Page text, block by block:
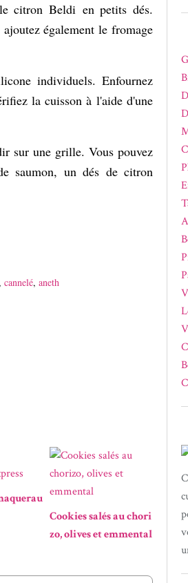
citron Beldi en petits dés.
également le fromage
individuels. Enfournez
la cuisson à l'aide d'une
sur une grille. Vous pouvez
saumon, un dés de citron
cannelé, aneth
Cookies salés au chori
zo, olives et emmental